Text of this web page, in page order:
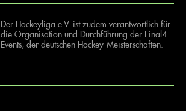
Der Hockeyliga e.V. ist zudem verantwortlich für
die Organisation und Durchführung der Final4
Events, der deutschen Hockey-Meisterschaften.